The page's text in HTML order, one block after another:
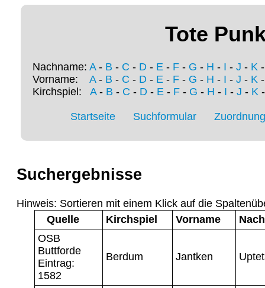
Tote
Nachname: A- B - C - D - E - F - G - H - I - J - K
Vorname: A- B - C - D - E - F - G - H - I - J - K
Kirchspiel: A- B - C - D- E- F- G - H - I - J - K
Startseite Suchformular
Suchergebnisse
Hinweis: Sortieren mit einem Klick auf die
Quelle
Kirchspiel Vorname
OSB
Buttforde
Eintrag:
1582
Berdum Jantken